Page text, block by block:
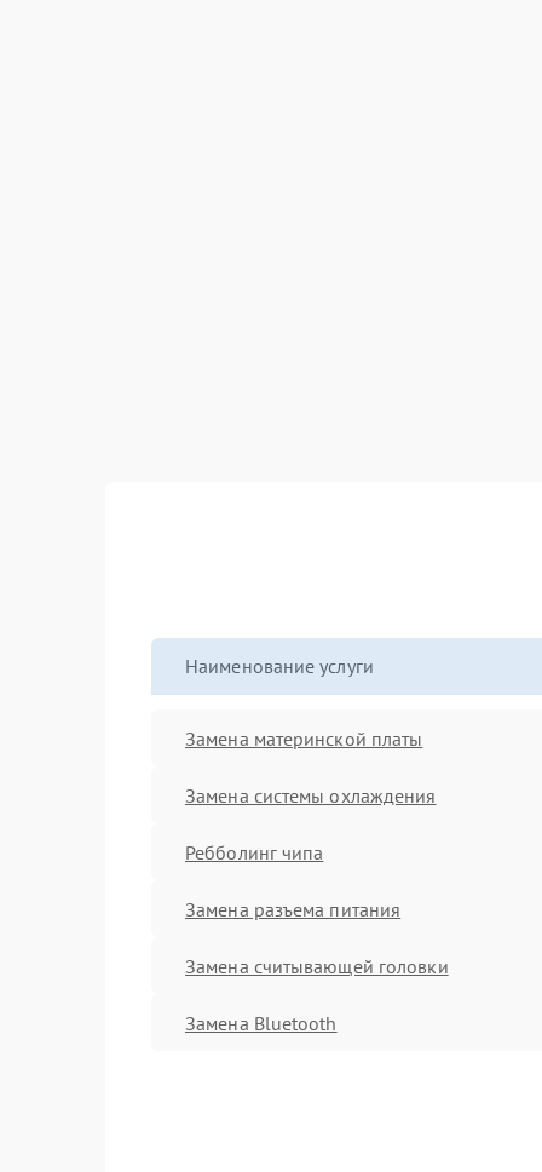
Наименование услуги
Замена материнской платы
Замена системы охлаждения
Ребболинг чипа
Замена разъема питания
Замена считывающей головки
Замена Bluetooth